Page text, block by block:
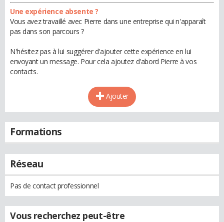
Une expérience absente ?
Vous avez travaillé avec Pierre dans une entreprise qui n'apparaît
pas dans son parcours ?
N'hésitez pas à lui suggérer d'ajouter cette expérience en lui
envoyant un message. Pour cela ajoutez d'abord Pierre à vos
contacts.
Ajouter
Formations
Réseau
Pas de contact professionnel
Vous recherchez peut-être